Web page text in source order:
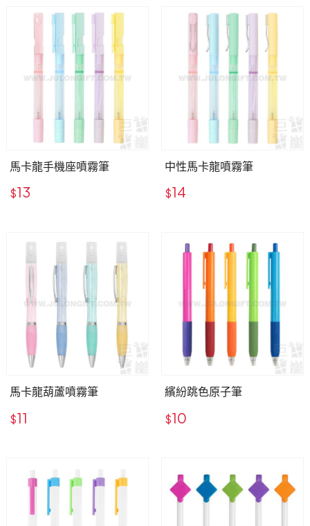
馬卡龍手機座噴霧筆
$13
中性馬卡龍噴霧筆
$14
馬卡龍葫蘆噴霧筆
$11
繽紛跳色原子筆
$10